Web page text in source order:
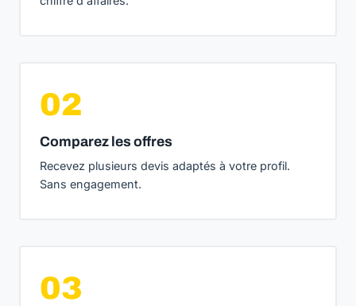
02
Comparez les offres
Recevez plusieurs devis adaptés à votre profil.
Sans engagement.
03